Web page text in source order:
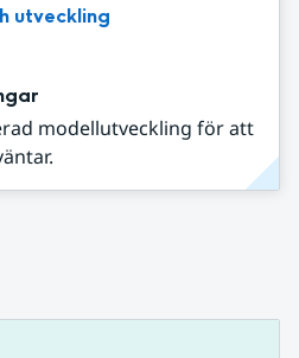
utveckling
modellutveckling för att